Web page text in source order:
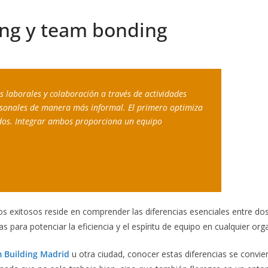
y team bonding
y colaboración a través de actividades
de manera más informal. El primero optimiza
Integrar ambos proporciona un equipo
exitosos reside en comprender las diferencias esenciales entre
potenciar la eficiencia y el espíritu de equipo en cualquier
Building Madrid u otra ciudad, conocer estas diferencias se